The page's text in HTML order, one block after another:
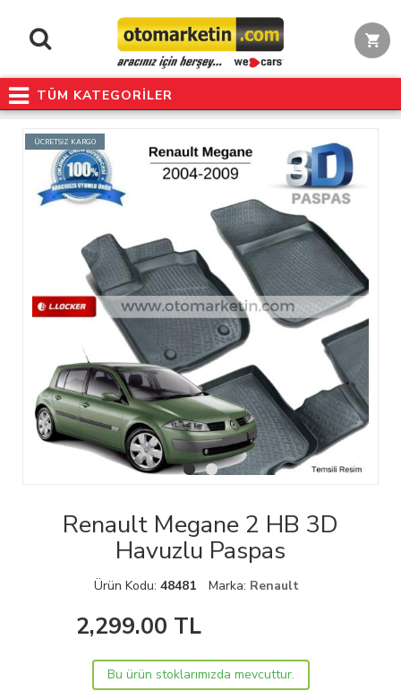
TÜM KATEGORİLER
ÜCRETSİZ KARGO
Renault Megane 2 HB 3D
Havuzlu Paspas
Ürün Kodu: 48481 Marka: Renault
2,299.00 TL
Bu ürün stoklarımızda mevcuttur.